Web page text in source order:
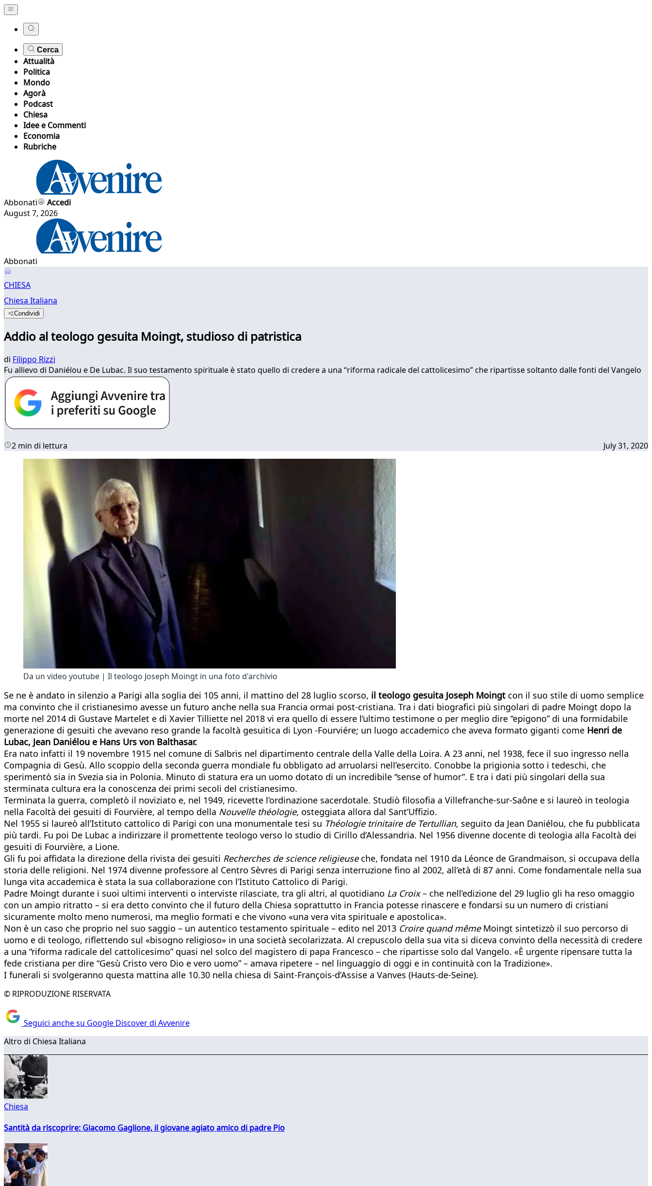
Cerca
Attualità
Politica
Mondo
Agorà
Podcast
Chiesa
Idee e Commenti
Economia
Rubriche
Abbonati
Accedi
August 7, 2026
Abbonati
CHIESA
Chiesa Italiana
Condividi
Addio al teologo gesuita Moingt, studioso di patristica
di Filippo Rizzi
Fu allievo di Daniélou e De Lubac. Il suo testamento spirituale è stato quello di credere a una “riforma radicale del cattolicesimo” che ripartisse soltanto dalle fonti del Vangelo
2 min di lettura July 31, 2020
Da un video youtube | Il teologo Joseph Moingt in una foto d'archivio
Se ne è andato in silenzio a Parigi alla soglia dei 105 anni, il mattino del 28 luglio scorso, il teologo gesuita Joseph Moingt con il suo stile di uomo semplice
ma convinto che il cristianesimo avesse un futuro anche nella sua Francia ormai post-cristiana. Tra i dati biografici più singolari di padre Moingt dopo la
morte nel 2014 di Gustave Martelet e di Xavier Tilliette nel 2018 vi era quello di essere l’ultimo testimone o per meglio dire “epigono” di una formidabile
generazione di gesuiti che avevano reso grande la facoltà gesuitica di Lyon -Fourviére; un luogo accademico che aveva formato giganti come Henri de
Lubac, Jean Daniélou e Hans Urs von Balthasar.
Era nato infatti il 19 novembre 1915 nel comune di Salbris nel dipartimento centrale della Valle della Loira. A 23 anni, nel 1938, fece il suo ingresso nella
Compagnia di Gesù. Allo scoppio della seconda guerra mondiale fu obbligato ad arruolarsi nell’esercito. Conobbe la prigionia sotto i tedeschi, che
sperimentò sia in Svezia sia in Polonia. Minuto di statura era un uomo dotato di un incredibile “sense of humor”. E tra i dati più singolari della sua
sterminata cultura era la conoscenza dei primi secoli del cristianesimo.
Terminata la guerra, completò il noviziato e, nel 1949, ricevette l’ordinazione sacerdotale. Studiò filosofia a Villefranche-sur-Saône e si laureò in teologia
nella Facoltà dei gesuiti di Fourvière, al tempo della Nouvelle théologie, osteggiata allora dal Sant’Uffizio.
Nel 1955 si laureò all’Istituto cattolico di Parigi con una monumentale tesi su Théologie trinitaire de Tertullian, seguito da Jean Daniélou, che fu pubblicata
più tardi. Fu poi De Lubac a indirizzare il promettente teologo verso lo studio di Cirillo d’Alessandria. Nel 1956 divenne docente di teologia alla Facoltà dei
gesuiti di Fourvière, a Lione.
Gli fu poi affidata la direzione della rivista dei gesuiti Recherches de science religieuseche, fondata nel 1910 da Léonce de Grandmaison, si occupava della
storia delle religioni. Nel 1974 divenne professore al Centro Sèvres di Parigi senza interruzione fino al 2002, all’età di 87 anni. Come fondamentale nella sua
lunga vita accademica è stata la sua collaborazione con l’Istituto Cattolico di Parigi.
Padre Moingt durante i suoi ultimi interventi o interviste rilasciate, tra gli altri, al quotidiano La Croix– che nell’edizione del 29 luglio gli ha reso omaggio
con un ampio ritratto – si era detto convinto che il futuro della Chiesa soprattutto in Francia potesse rinascere e fondarsi su un numero di cristiani
sicuramente molto meno numerosi, ma meglio formati e che vivono «una vera vita spirituale e apostolica».
Non è un caso che proprio nel suo saggio – un autentico testamento spirituale – edito nel 2013 Croire quand mêmeMoingt sintetizzò il suo percorso di
uomo e di teologo, riflettendo sul «bisogno religioso» in una società secolarizzata. Al crepuscolo della sua vita si diceva convinto della necessità di credere
a una “riforma radicale del cattolicesimo” quasi nel solco del magistero di papa Francesco – che ripartisse solo dal Vangelo. «È urgente ripensare tutta la
fede cristiana per dire “Gesù Cristo vero Dio e vero uomo” – amava ripetere – nel linguaggio di oggi e in continuità con la Tradizione».
I funerali si svolgeranno questa mattina alle 10.30 nella chiesa di Saint-François-d’Assise a Vanves (Hauts-de-Seine).
© RIPRODUZIONE RISERVATA
Seguici anche su Google Discover di Avvenire
Altro di Chiesa Italiana
Chiesa
Santità da riscoprire: Giacomo Gaglione, il giovane agiato amico di padre Pio